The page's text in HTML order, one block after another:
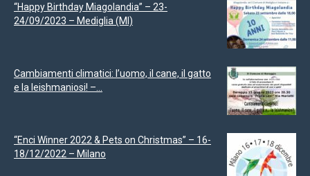
“Happy Birthday Miagolandia” – 23-
24/09/2023 – Mediglia (MI)
Cambiamenti climatici: l’uomo, il cane, il gatto
e la leishmaniosi! –...
“Enci Winner 2022 & Pets on Christmas” – 16-
18/12/2022 – Milano